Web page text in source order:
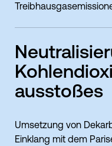
ausstoßes
Umsetzung von
Einklang mit dem